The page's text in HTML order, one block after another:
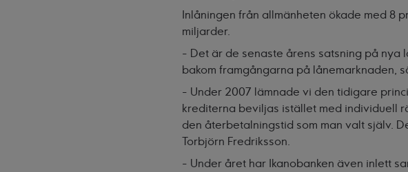
Inlåningen från allmänheten ökade med 8
miljarder.
- Det är de senaste årens satsning på
bakom framgångarna på lånemarknaden,
- Under 2007 lämnade vi den tidigare
krediterna beviljas istället med individuell
den återbetalningstid som man valt själv.
Torbjörn Fredriksson.
- Under året har Ikanobanken även inlett